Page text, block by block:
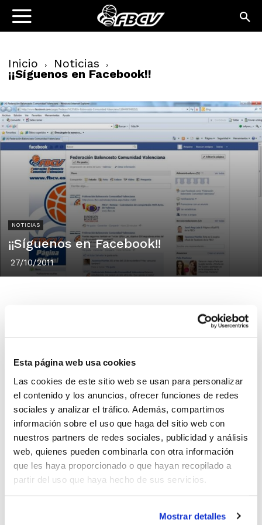
Esta página web usa cookies
Las cookies de este sitio web se usan para personalizar
el contenido y los anuncios, ofrecer funciones de redes
sociales y analizar el tráfico. Además, compartimos
información sobre el uso que haga del sitio web con
nuestros partners de redes sociales, publicidad y análisis
web, quienes pueden combinarla con otra información
que les haya proporcionado o que hayan recopilado a
partir del uso que haya hecho de sus servicios.
Mostrar detalles
Inicio Noticias
¡¡Síguenos en Facebook!!
NOTICIAS
¡¡Síguenos en Facebook!!
27/10/2011
la Comunidad Valenciana.
Las redes sociales se han convertido en una de las
vías más importantes de difusión de nuestro deporte, y
por eso te animamos a que sigas la actualidad de
nuestro baloncesto a través de Facebook y también
deTwitter@fbcv_es.
Únete a la FBCV participando activamente
acciones que se plantean. Y ayúdanos a